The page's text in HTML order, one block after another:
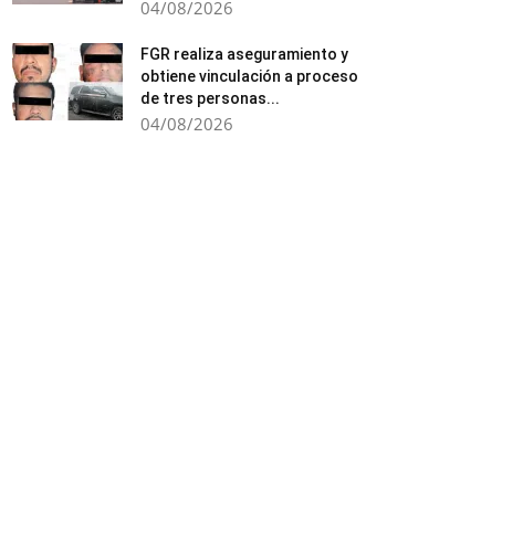
04/08/2026
FGR realiza aseguramiento y
obtiene vinculación a proceso
de tres personas...
04/08/2026